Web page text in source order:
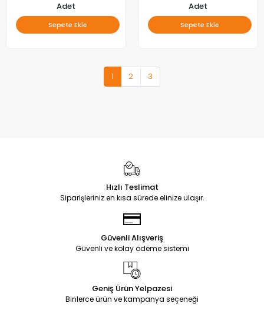
Adet
Sepete Ekle
Adet
Sepete Ekle
1 2 3
Hızlı Teslimat
Siparişleriniz en kısa sürede elinize ulaşır.
Güvenli Alışveriş
Güvenli ve kolay ödeme sistemi
Geniş Ürün Yelpazesi
Binlerce ürün ve kampanya seçeneği